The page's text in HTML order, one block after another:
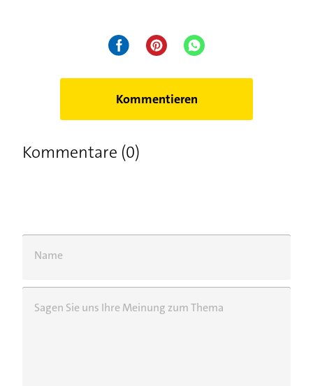
Kommentieren
Kommentare (0)
Name
Sagen Sie uns Ihre Meinung zum Thema